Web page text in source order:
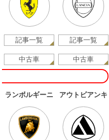
記事一覧
中古車
記事一覧
中古車
ランボルギーニ アウトビアンキ